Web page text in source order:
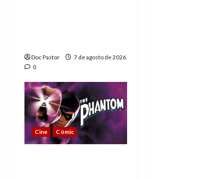
Doc Pastor
7 de agosto de 2026
0
Cine Cómic